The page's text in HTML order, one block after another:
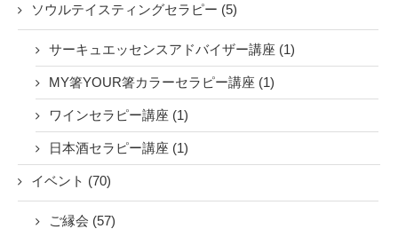
ソウルテイスティングセラピー (5)
サーキュエッセンスアドバイザー講座 (1)
MY箸YOUR箸カラーセラピー講座 (1)
ワインセラピー講座 (1)
日本酒セラピー講座 (1)
イベント (70)
ご縁会 (57)